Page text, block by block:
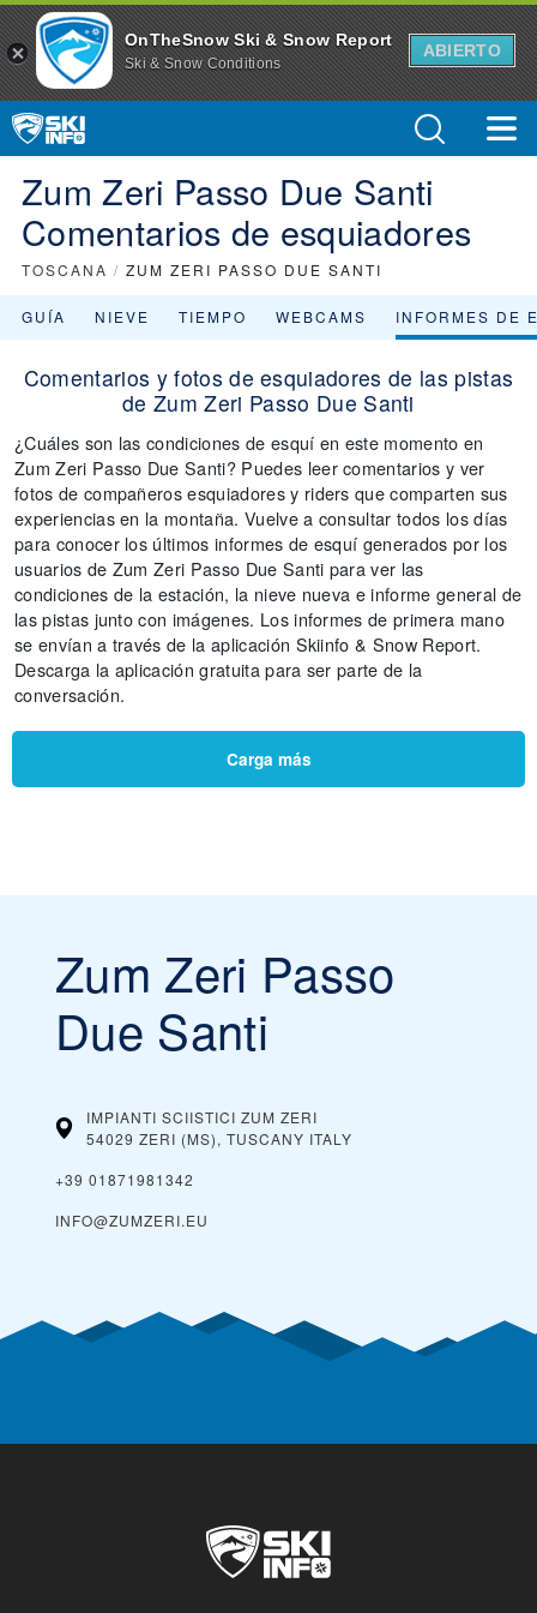
OnTheSnow Ski & Snow Report
Ski & Snow Conditions
ABIERTO
Zum Zeri Passo Due Santi
Comentarios de esquiadores
TOSCANA / ZUM ZERI PASSO DUE SANTI
GUÍA NIEVE TIEMPO WEBCAMS INFORMES DE
Comentarios y fotos de esquiadores de las pistas
de Zum Zeri Passo Due Santi
¿Cuáles son las condiciones de esquí en este momento en
Zum Zeri Passo Due Santi? Puedes leer comentarios y ver
fotos de compañeros esquiadores y riders que comparten sus
experiencias en la montaña. Vuelve a consultar todos los días
para conocer los últimos informes de esquí generados por los
usuarios de Zum Zeri Passo Due Santi para ver las
condiciones de la estación, la nieve nueva e informe general de
las pistas junto con imágenes. Los informes de primera mano
se envían a través de la aplicación Skiinfo & Snow Report.
Descarga la aplicación gratuita para ser parte de la
conversación.
Carga más
Zum Zeri Passo
Due Santi
IMPIANTI SCIISTICI ZUM ZERI
54029 ZERI (MS), TUSCANY ITALY
+39 01871981342
INFO@ZUMZERI.EU